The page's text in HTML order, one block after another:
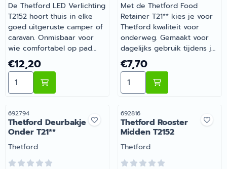
De Thetford LED Verlichting
T2152 hoort thuis in elke
goed uitgeruste camper of
caravan. Onmisbaar voor
wie comfortabel op pad
gaat met de camper of
caravan. Heb je vragen over
de juiste keuze? Barsema
Recreatie denkt graag met
Prijs: 12,20
€12,20
Aantal kiezen voor Thetford LED Verlichting T2152
Met de Thetford Food
Retainer T21** kies je voor
Thetford kwaliteit voor
onderweg. Gemaakt voor
dagelijks gebruik tijdens je
vakanties en weekendtrips.
Barsema Recreatie levert
camper-, caravan- en
campingonderdelen met
Prijs: 7,70
€7,70
Aantal kiezen voor
Artikelnummer
692794
Thetford Deurbakje
Onder T21**
Merk:
Thetford
Artikelnummer
692816
Thetford Rooster
Midden T2152
Merk:
Thetford